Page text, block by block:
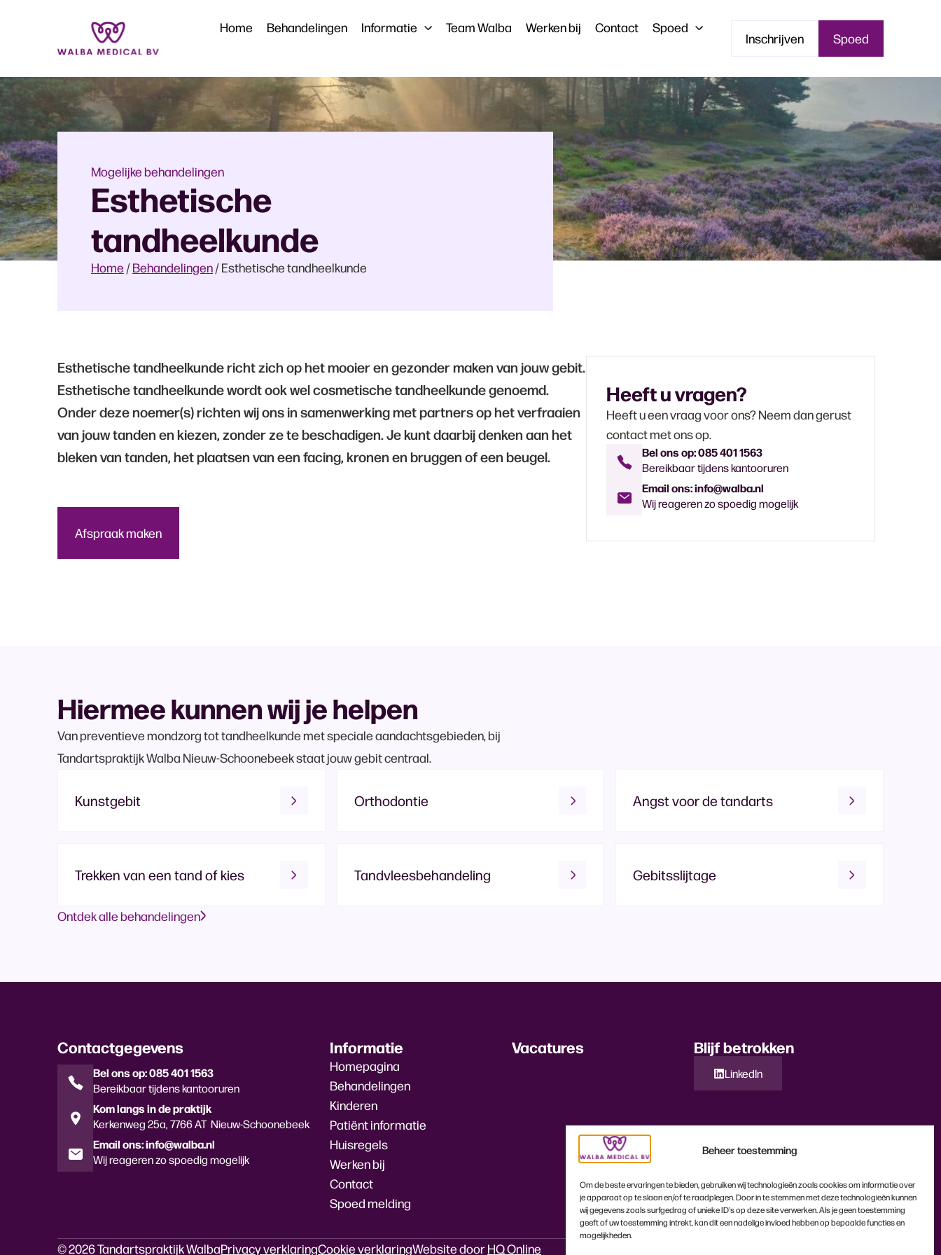
Beheer toestemming
Om de beste ervaringen te bieden, gebruiken wij technologieën zoals cookies om informatie over
je apparaat op te slaan en/of te raadplegen. Door in te stemmen met deze technologieën kunnen
wij gegevens zoals surfgedrag of unieke ID's op deze site verwerken. Als je geen toestemming
geeft of uw toestemming intrekt, kan dit een nadelige invloed hebben op bepaalde functies en
mogelijkheden.
Home Behandelingen Informatie Team Walba Werken bij Contact Spoed
Inschrijven Spoed
Mogelijke behandelingen
Esthetische
tandheelkunde
Home /Behandelingen/Esthetische tandheelkunde
Esthetische tandheelkunde richt zich op het mooier en gezonder maken van jouw gebit.
Esthetische tandheelkunde wordt ook wel cosmetische tandheelkunde genoemd.
Onder deze noemer(s) richten wij ons in samenwerking met partners op het verfraaien
van jouw tanden en kiezen, zonder ze te beschadigen. Je kunt daarbij denken aan het
bleken van tanden, het plaatsen van een facing, kronen en bruggen of een beugel.
Afspraak maken
Heeft u vragen?
Heeft u een vraag voor ons? Neem dan gerust
contact met ons op.
Bel ons op: 085 401 1563
Bereikbaar tijdens kantooruren
Email ons: info@walba.nl
Wij reageren zo spoedig mogelijk
Hiermee kunnen wij je helpen
Van preventieve mondzorg tot tandheelkunde met speciale aandachtsgebieden, bij
Tandartspraktijk Walba Nieuw-Schoonebeek staat jouw gebit centraal.
Kunstgebit Orthodontie Angst voor de tandarts
Trekken van een tand of kies Tandvleesbehandeling Gebitsslijtage
Ontdek alle behandelingen
Contactgegevens
Bel ons op: 085 401 1563
Bereikbaar tijdens kantooruren
Kom langs in de praktijk
Kerkenweg 25a, 7766 AT Nieuw-Schoonebeek
Email ons: info@walba.nl
Wij reageren zo spoedig mogelijk
Informatie
Homepagina
Behandelingen
Kinderen
Patiënt informatie
Huisregels
Werken bij
Contact
Spoed melding
Vacatures Blijf betrokken
LinkedIn
© 2026 Tandartspraktijk WalbaPrivacy verklaringCookie verklaringWebsite doorHQ Online